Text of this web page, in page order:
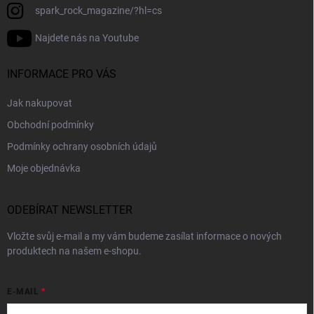
spark_rock_magazine/?hl=cs
Najdete nás na Youtube
INFORMACE PRO VÁS
Jak nakupovat
Obchodní podmínky
Podmínky ochrany osobních údajů
Moje objednávka
ODEBÍRAT NEWSLETTER
Vložte svůj e-mail a my vám budeme zasílat informace o nových
produktech na našem e-shopu.
E-MAIL